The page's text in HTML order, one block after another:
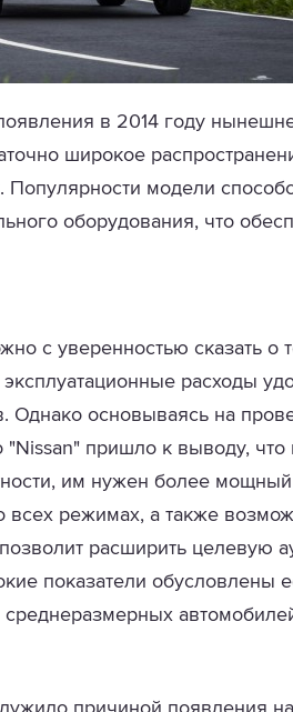
в 2014 году
широкое
Популярности модели
оборудования, что
с уверенностью сказать о
расходы
Однако основываясь на
"Nissan" пришло к выводу, что
им нужен более
всех режимах, а также
расширить целевую
показатели обусловлены